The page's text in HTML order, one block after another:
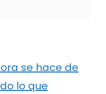
se hace de
lo que